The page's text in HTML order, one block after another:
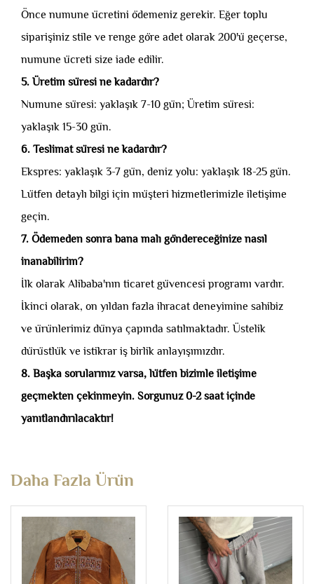
Önce numune ücretini ödemeniz gerekir. Eğer toplu
siparişiniz stile ve renge göre adet olarak 200'ü geçerse,
numune ücreti size iade edilir.
5. Üretim süresi ne kadardır?
Numune süresi: yaklaşık 7-10 gün; Üretim süresi:
yaklaşık 15-30 gün.
6. Teslimat süresi ne kadardır?
Ekspres: yaklaşık 3-7 gün, deniz yolu: yaklaşık 18-25 gün.
Lütfen detaylı bilgi için müşteri hizmetlerimizle iletişime
geçin.
7. Ödemeden sonra bana malı göndereceğinize nasıl
inanabilirim?
İlk olarak Alibaba'nın ticaret güvencesi programı vardır.
İkinci olarak, on yıldan fazla ihracat deneyimine sahibiz
ve ürünlerimiz dünya çapında satılmaktadır. Üstelik
dürüstlük ve istikrar iş birlik anlayışımızdır.
8. Başka sorularınız varsa, lütfen bizimle iletişime
geçmekten çekinmeyin. Sorgunuz 0-2 saat içinde
yanıtlandırılacaktır!
Daha Fazla Ürün